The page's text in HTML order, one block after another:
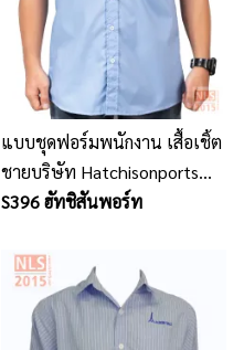
แบบชุดฟอร์มพนักงาน เสื้อเชิ้ต
ชายบริษัท Hatchisonports
Thailand
S396 ฮัทชิสันพอร์ท